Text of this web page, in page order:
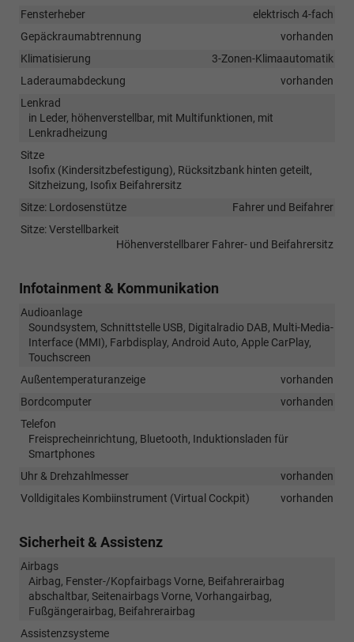
Fensterheber
elektrisch 4-fach
Gepäckraumabtrennung
vorhanden
Klimatisierung
3-Zonen-Klimaautomatik
Laderaumabdeckung
vorhanden
Lenkrad
in Leder, höhenverstellbar, mit Multifunktionen, mit
Lenkradheizung
Sitze
Isofix (Kindersitzbefestigung), Rücksitzbank hinten geteilt,
Sitzheizung, Isofix Beifahrersitz
Sitze: Lordosenstütze
Fahrer und Beifahrer
Sitze: Verstellbarkeit
Höhenverstellbarer Fahrer- und Beifahrersitz
Infotainment & Kommunikation
Audioanlage
Soundsystem, Schnittstelle USB, Digitalradio DAB, Multi-Media-
Interface (MMI), Farbdisplay, Android Auto, Apple CarPlay,
Touchscreen
Außentemperaturanzeige
vorhanden
Bordcomputer
vorhanden
Telefon
Freisprecheinrichtung, Bluetooth, Induktionsladen für
Smartphones
Uhr & Drehzahlmesser
vorhanden
Volldigitales Kombiinstrument (Virtual Cockpit)
vorhanden
Sicherheit & Assistenz
Airbags
Airbag, Fenster-/Kopfairbags Vorne, Beifahrerairbag
abschaltbar, Seitenairbags Vorne, Vorhangairbag,
Fußgängerairbag, Beifahrerairbag
Assistenzsysteme